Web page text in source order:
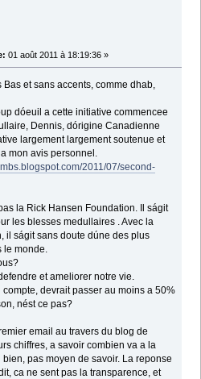
01 août 2011 à 18:19:36 »
et sans accents, comme dhab,
dóeuil a cette initiative commencee
Dennis, dórigine Canadienne
largement largement soutenue et
mon avis personnel.
2011/07/second-
la Rick Hansen Foundation. Il ságit
les blesses medullaires . Avec la
il ságit sans doute dúne des plus
monde.
et ameliorer notre vie.
devrait passer au moins a 50%
nést ce pas?
email au travers du blog de
chiffres, a savoir combien va a la
pas moyen de savoir. La reponse
ca ne sent pas la transparence, et